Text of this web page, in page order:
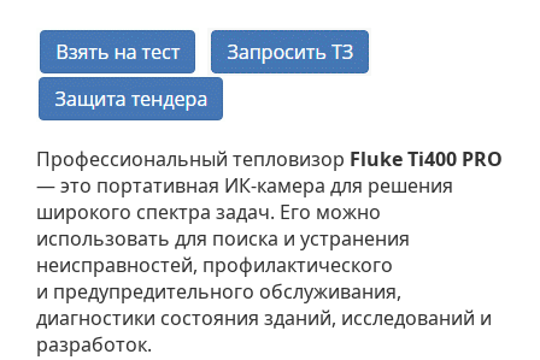
Профессиональный тепловизор Fluke Ti400 PRО
— это портативная ИК-камера для решения
широкого спектра задач. Его можно
использовать для поиска и устранения
неисправностей, профилактического
и предупредительного обслуживания,
диагностики состояния зданий, исследований и
разработок.